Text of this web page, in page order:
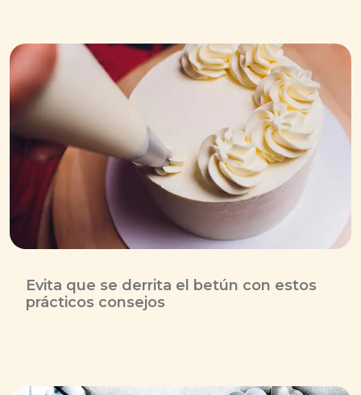
Evita que se derrita el betún con estos
prácticos consejos